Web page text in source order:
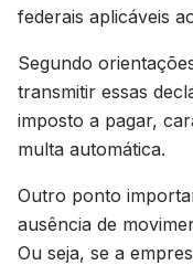
federais aplicáveis
Segundo
transmitir essas
imposto a pagar,
multa automática.
Outro ponto
ausência de
Ou seja, se a